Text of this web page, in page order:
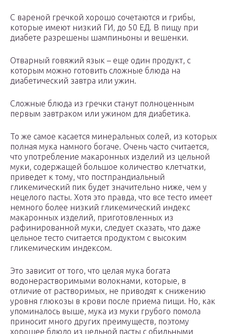
С вареной гречкой хорошо сочетаются и грибы,
которые имеют низкий ГИ, до 50 ЕД. В пищу при
диабете разрешены шампиньоны и вешенки.
Отварный говяжий язык – еще один продукт, с
которым можно готовить сложные блюда на
диабетический завтра или ужин.
Сложные блюда из гречки станут полноценным
первым завтраком или ужином для диабетика.
То же самое касается минеральных солей, из которых
полная мука намного богаче. Очень часто считается,
что употребление макаронных изделий из цельной
муки, содержащей большое количество клетчатки,
приведет к тому, что постпрандиальный
гликемический пик будет значительно ниже, чем у
нецелого пасты. Хотя это правда, что все тесто имеет
немного более низкий гликемический индекс
макаронных изделий, приготовленных из
рафинированной муки, следует сказать, что даже
цельное тесто считается продуктом с высоким
гликемическим индексом.
Это зависит от того, что целая мука богата
водонерастворимыми волокнами, которые, в
отличие от растворимых, не приводят к снижению
уровня глюкозы в крови после приема пищи. Но, как
упоминалось выше, мука из муки грубого помола
приносит много других преимуществ, поэтому
хорошее блюдо из цельной пасты с обильными